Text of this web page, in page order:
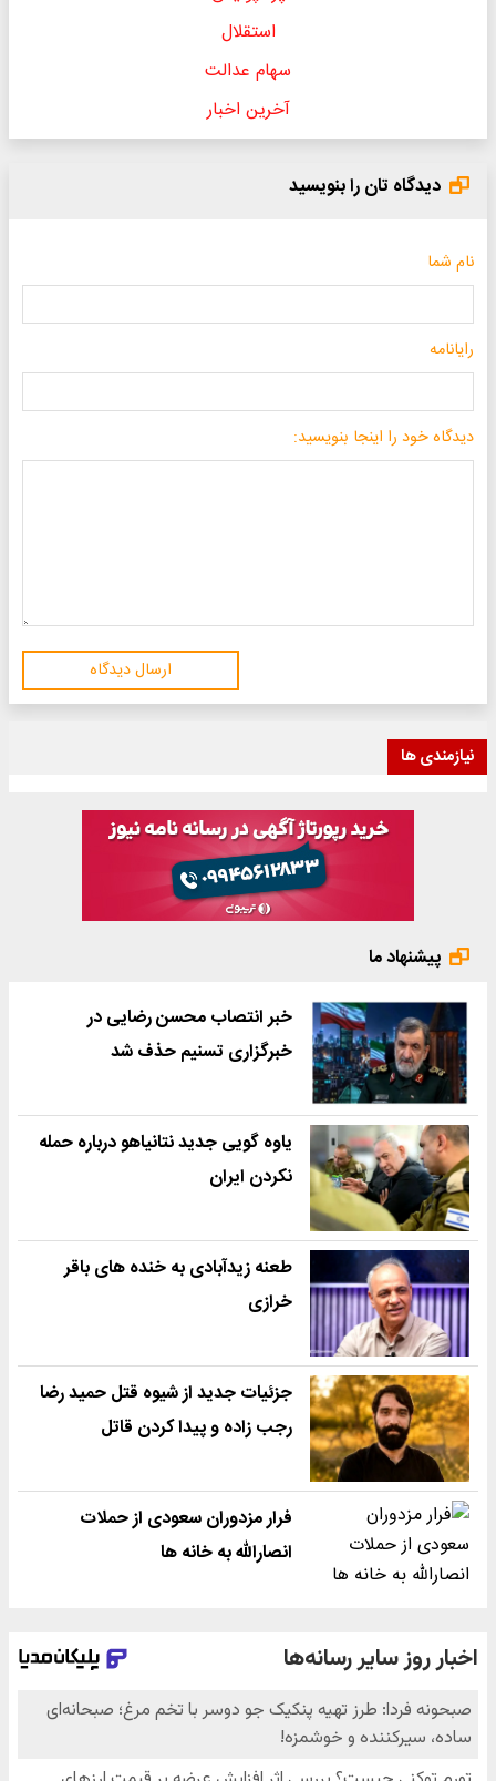
استقلال
سهام عدالت
آخرین اخبار
دیدگاه تان را بنویسید
نام شما
رایانامه
دیدگاه خود را اینجا بنویسید:
ارسال دیدگاه
نیازمندی ها
پیشنهاد ما
خبر انتصاب محسن رضایی در
خبرگزاری تسنیم حذف شد
یاوه گویی جدید نتانیاهو درباره حمله
نکردن ایران
طعنه زیدآبادی به خنده های باقر
خرازی
جزئیات جدید از شیوه قتل حمید رضا
رجب زاده و پیدا کردن قاتل
فرار مزدوران سعودی از حملات
انصارالله به خانه ها